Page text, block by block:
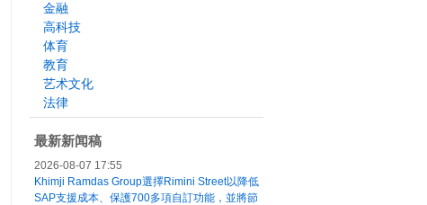
金融
高科技
体育
教育
艺术文化
法律
最新新闻稿
2026-08-07 17:55
Khimji Ramdas Group選擇Rimini Street以降低
SAP支援成本、保護700多項自訂功能，並將節